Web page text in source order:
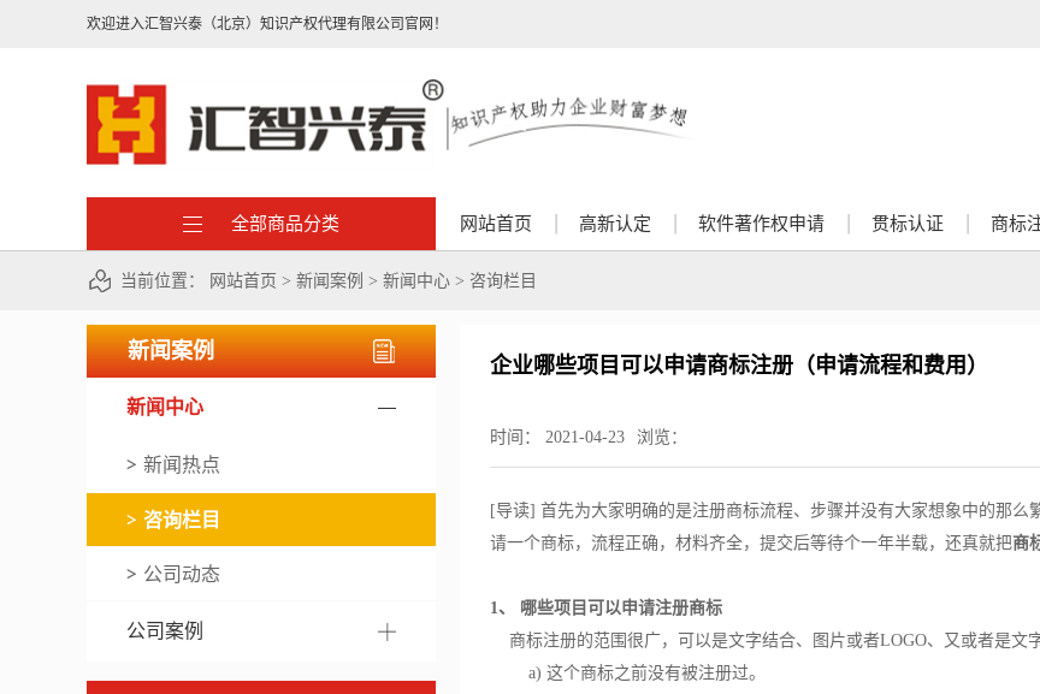
欢迎进入汇智兴泰（北京）知识产权代理有限公司官网！
全部商品分类 网站首页 高新认定 软件著作权申请 贯标认证 商标
当前位置： 网站首页 > 新闻案例 > 新闻中心 > 咨询栏目
新闻案例
新闻中心
新闻热点
咨询栏目
公司动态
公司案例
企业哪些项目可以申请商标注册（申请流程和费用）
时间： 2021-04-23 浏览：
[导读] 首先为大家明确的是注册商标流程、步骤并没有大家想象中的那
请一个商标，流程正确，材料齐全，提交后等待个一年半载，还真就把商
1、 哪些项目可以申请注册商标
商标注册的范围很广，可以是文字结合、图片或者LOGO、又或者是文
a) 这个商标之前没有被注册过。